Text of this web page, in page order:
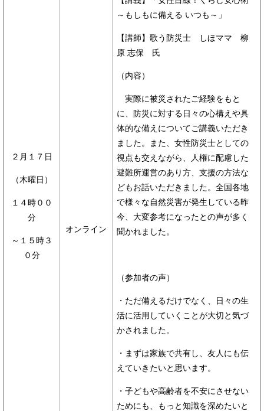
２月１７日
（木曜日）
１４時００
分
～１５時３
０分
オンライン
～もしもに備える いつも～」
【講師】歌う防災士 しほママ 柳
原 志保 氏
（内容）
実際に被災されたご経験をもと
に、防災に対する日々の心構えや具
体的な備えについてご講義いただき
ました。また、女性防災士としての
視点も交えながら、人権に配慮した
避難所運営のあり方、支援の方法な
どもお話いただきました。全国各地
で様々な自然災害が発生している昨
今、大変参考になったとの声が多く
聞かれました。
（参加者の声）
・ただ備えるだけでなく、日々の生
活に活用していくことが大切と気づ
かされました。
・まずは家族で共有し、友人にも伝
えていきたいと思います。
・子どもや高齢者を不安にさせない
ためにも、もっと知識を深めたいと